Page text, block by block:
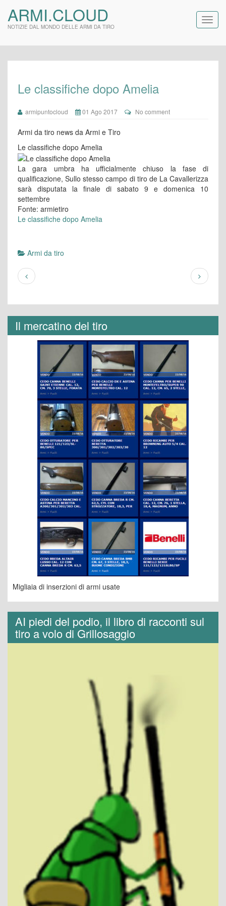
ARMI.CLOUD
NOTIZIE DAL MONDO DELLE ARMI DA TIRO
Le classifiche dopo Amelia
armipuntocloud 01 Ago 2017 No comment
Armi da tiro news da Armi e Tiro
Le classifiche dopo Amelia
La gara umbra ha ufficialmente chiuso la fase di
qualificazione, Sullo stesso campo di tiro de La Cavallerizza
sarà disputata la finale di sabato 9 e domenica 10
settembre
Fonte: armietiro
Le classifiche dopo Amelia
Armi da tiro
Il mercatino del tiro
Migliaia di inserzioni di armi usate
AI piedi del podio, il libro di racconti sul
tiro a volo di Grillosaggio